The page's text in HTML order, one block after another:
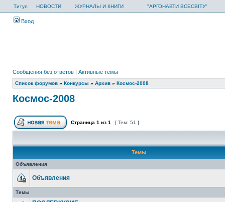
Титул НОВОСТИ ЖУРНАЛЫ И КНИГИ "АРГОНАВТИ ВСЕСВІТУ"
Вход
Сообщения без ответов | Активные темы
Список форумов » Конкурсы » Архив » Космос-2008
Космос-2008
Страница 1 из 1 [ Тем: 51 ]
Темы
Объявления
Объявления
Темы